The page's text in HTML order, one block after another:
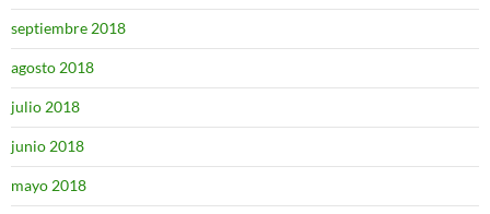
septiembre 2018
agosto 2018
julio 2018
junio 2018
mayo 2018